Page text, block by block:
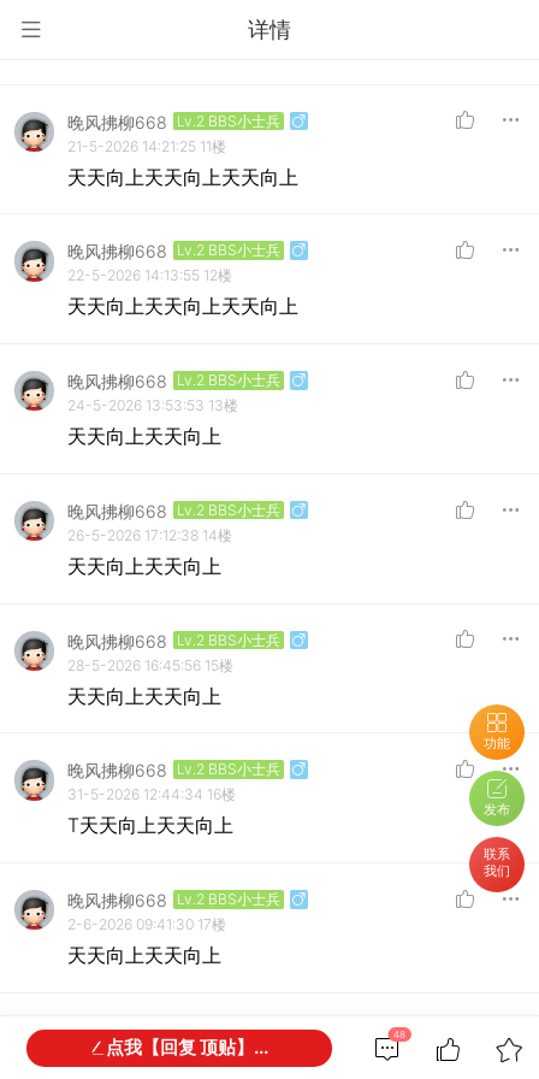
详情
功能
发布
联系
我们
晚风拂柳668
Lv.2 BBS小士兵
21-5-2026 14:21:25 11楼
天天向上天天向上天天向上
晚风拂柳668
Lv.2 BBS小士兵
22-5-2026 14:13:55 12楼
天天向上天天向上天天向上
晚风拂柳668
Lv.2 BBS小士兵
24-5-2026 13:53:53 13楼
天天向上天天向上
晚风拂柳668
Lv.2 BBS小士兵
26-5-2026 17:12:38 14楼
天天向上天天向上
晚风拂柳668
Lv.2 BBS小士兵
28-5-2026 16:45:56 15楼
天天向上天天向上
晚风拂柳668
Lv.2 BBS小士兵
31-5-2026 12:44:34 16楼
T天天向上天天向上
晚风拂柳668
Lv.2 BBS小士兵
2-6-2026 09:41:30 17楼
天天向上天天向上
晚风拂柳668 Lv.2 BBS小士兵
3-6-2026 17:16:26 18楼
48
点我【回复 顶贴】...